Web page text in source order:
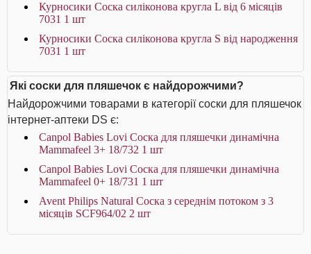
Курносики Соска силіконова кругла L від 6 місяців
7031 1 шт
Курносики Соска силіконова кругла S від народження
7031 1 шт
Які соски для пляшечок є найдорожчими?
Найдорожчими товарами в категорії соски для пляшечок
інтернет-аптеки DS є:
Canpol Babies Lovi Соска для пляшечки динамічна
Mammafeel 3+ 18/732 1 шт
Canpol Babies Lovi Соска для пляшечки динамічна
Mammafeel 0+ 18/731 1 шт
Avent Philips Natural Соска з середнім потоком з 3
місяців SCF964/02 2 шт